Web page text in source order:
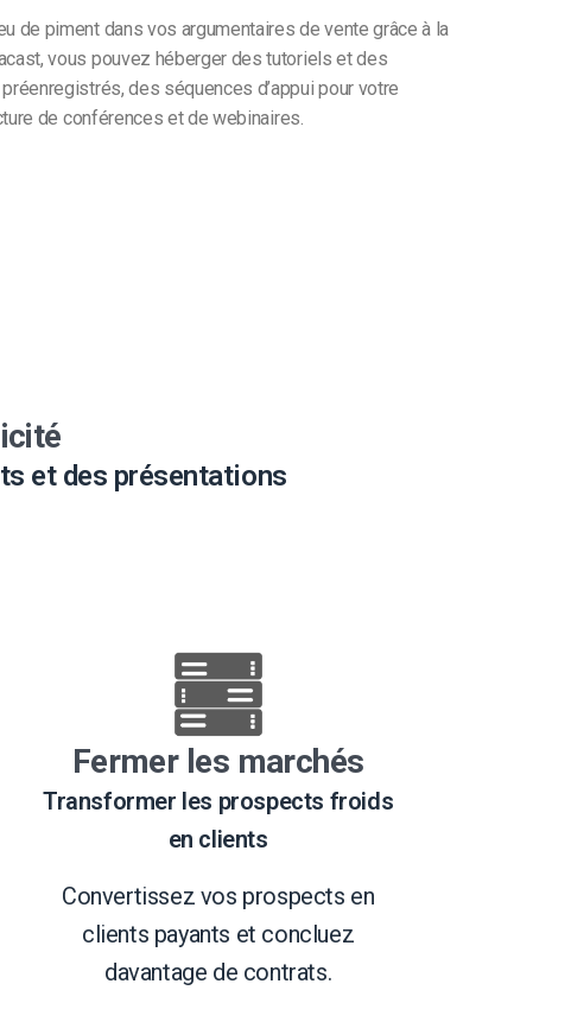
de piment dans vos argumentaires de vente grâce à la
vous pouvez héberger des tutoriels et des
des séquences d’appui pour votre
de conférences et de webinaires.
et des présentations
Fermer les marchés
Transformer les prospects froids
en clients
Convertissez vos prospects en
clients payants et concluez
davantage de contrats.